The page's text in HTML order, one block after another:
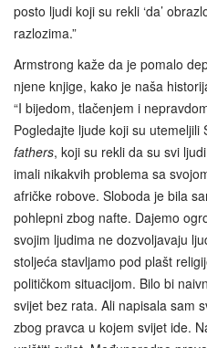
posto ljudi koji su rekli ‘da’
razlozima.”
Armstrong kaže da je pomalo
njene knjige, kako je naša
“I bijedom, tlačenjem i
Pogledajte ljude koji su utemeljili
fathers, koji su rekli da su svi
imali nikakvih problema sa
afričke robove. Sloboda je bila
pohlepni zbog nafte. Dajemo
svojim ljudima ne dozvoljavaju
stoljeća stavljamo pod plašt
političkom situacijom. Bilo bi
svijet bez rata. Ali napisala sam
zbog pravca u kojem svijet ide.